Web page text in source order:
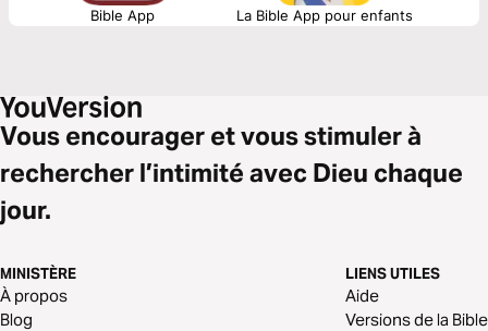
Bible App La Bible App pour enfants
Vous encourager et vous stimuler à
rechercher l’intimité avec Dieu chaque
jour.
MINISTÈRE
À propos
Blog
LIENS UTILES
Aide
Versions de la Bible